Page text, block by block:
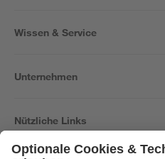
Wissen & Service
Unternehmen
Nützliche Links